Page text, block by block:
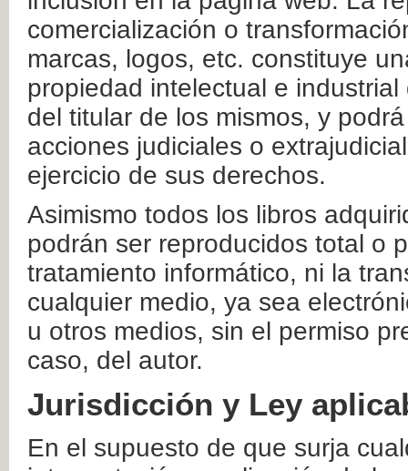
comercialización o
marcas, logos, etc. constituye
propiedad intelectual e
del titular de los mismos, y
acciones judiciales o
ejercicio de sus derechos.
Asimismo todos los libros
podrán ser reproducidos total o
tratamiento informático, ni la
cualquier medio, ya sea
u otros medios, sin el permiso
caso, del autor.
Jurisdicción y Ley
En el supuesto de que surja